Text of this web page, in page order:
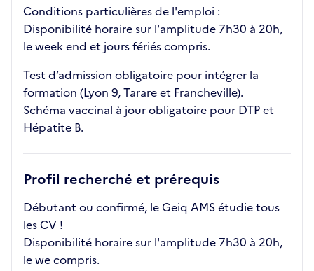
Conditions particulières de l'emploi :
Disponibilité horaire sur l'amplitude 7h30 à 20h,
le week end et jours fériés compris.
Test d’admission obligatoire pour intégrer la
formation (Lyon 9, Tarare et Francheville).
Schéma vaccinal à jour obligatoire pour DTP et
Hépatite B.
Profil recherché et prérequis
Débutant ou confirmé, le Geiq AMS étudie tous
les CV !
Disponibilité horaire sur l'amplitude 7h30 à 20h,
le we compris.